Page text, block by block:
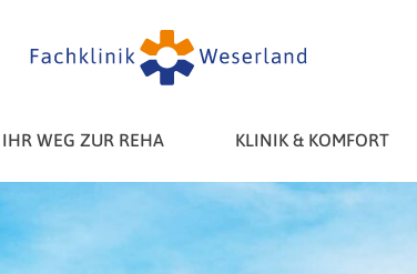
IHR WEG ZUR REHA KLINIK & KOMFORT
Ihre Unterbringung
Ihre Behandlung